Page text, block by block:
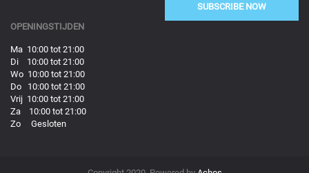
SUBSCRIBE NOW
OPENINGSTIJDEN
Ma 10:00 tot 21:00
Di 10:00 tot 21:00
Wo 10:00 tot 21:00
Do 10:00 tot 21:00
Vrij 10:00 tot 21:00
Za 10:00 tot 21:00
Zo Gesloten